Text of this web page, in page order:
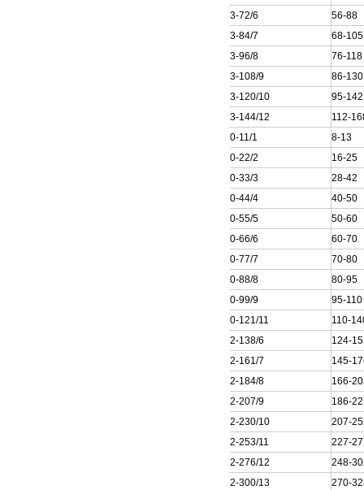
200QJ63-72/6
56-88
200QJ63-84/7
68-105
200QJ63-96/8
76-118
200QJ63-108/9
86-130
200QJ63-120/10
95-142
200QJ63-144/12
112-
200QJ80-11/1
8-13
200QJ80-22/2
16-25
200QJ80-33/3
28-42
200QJ80-44/4
40-50
200QJ80-55/5
50-60
200QJ80-66/6
60-70
200QJ80-77/7
70-80
200QJ80-88/8
80-95
200QJ80-99/9
95-110
200QJ80-121/11
110-
250QJ32-138/6
124-
250QJ32-161/7
145-
250QJ32-184/8
166-
250QJ32-207/9
186-
250QJ32-230/10
207-
250QJ32-253/11
227-
250QJ32-276/12
248-
250QJ32-300/13
270-